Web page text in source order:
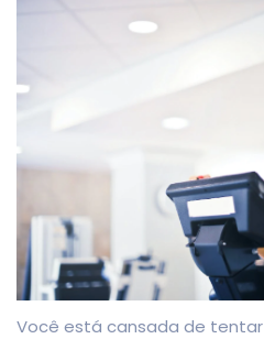
Você está cansada de